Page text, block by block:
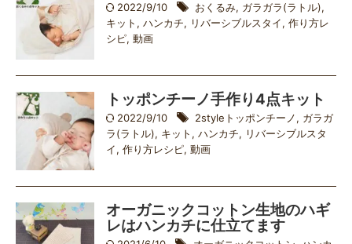
2022/9/10 おくるみ, ガラガラ(ラトル),
キット , ハンカチ, リバーシブルスタイ, 作り方レ
シピ, 動画
トッポンチーノ手作り4点キット
2022/9/10 2styleトッポンチーノ, ガラガ
ラ(ラトル), キット , ハンカチ, リバーシブルスタ
イ, 作り方レシピ, 動画
オーガニックコットン生地のハギ
レはハンカチに仕立てます